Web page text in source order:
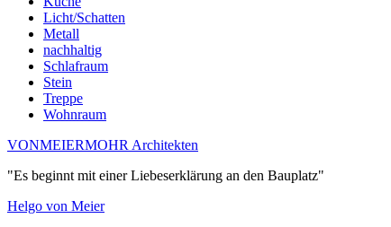
Licht/Schatten
Metall
nachhaltig
Schlafraum
Stein
Treppe
Wohnraum
VONMEIERMOHR Architekten
"Es beginnt mit einer Liebeserklärung an den Bauplatz"
Helgo von Meier